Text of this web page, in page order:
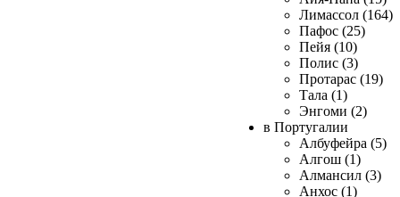
Лимассол (164)
Пафос (25)
Пейя (10)
Полис (3)
Протарас (19)
Тала (1)
Энгоми (2)
в Португалии
Албуфейра (5)
Алгош (1)
Алмансил (3)
Анхос (1)